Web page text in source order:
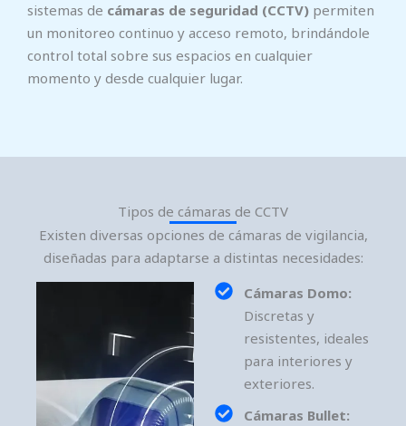
sistemas de cámaras de seguridad (CCTV) permiten
un monitoreo continuo y acceso remoto, brindándole
control total sobre sus espacios en cualquier
momento y desde cualquier lugar.
Tipos de cámaras de CCTV
Existen diversas opciones de cámaras de vigilancia,
diseñadas para adaptarse a distintas necesidades:
Cámaras Domo:
Discretas y
resistentes, ideales
para interiores y
exteriores.
Cámaras Bullet: